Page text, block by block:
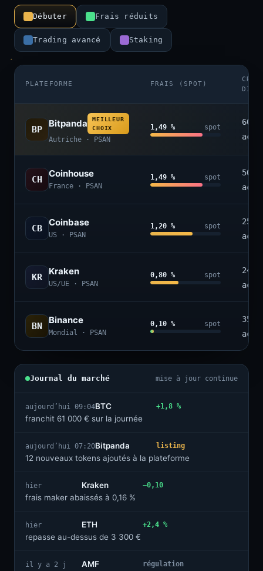
Débuter Frais réduits
Trading avancé Staking
PLATEFORME FRAIS (SPOT)
BP
Bitpanda
MEILLEUR
CHOIX
Autriche · PSAN
1,49 % spot
600+
CH
Coinhouse
France · PSAN
1,49 % spot
50+
CB
Coinbase
US · PSAN
1,20 % spot
250+
KR
Kraken
US/UE · PSAN
0,80 % spot
240+
BN
Binance
Mondial · PSAN
0,10 % spot
350+
Journal du marché mise à jour continue
aujourd’hui 09:04BTC
franchit 61 000 € sur la journée
+1,8 %
aujourd’hui 07:20Bitpanda
12 nouveaux tokens ajoutés à la plateforme
listing
hier
Kraken
frais maker abaissés à 0,16 %
−0,10
hier
ETH
repasse au-dessus de 3 300 €
+2,4 %
il y a 2 j
AMF
régulation